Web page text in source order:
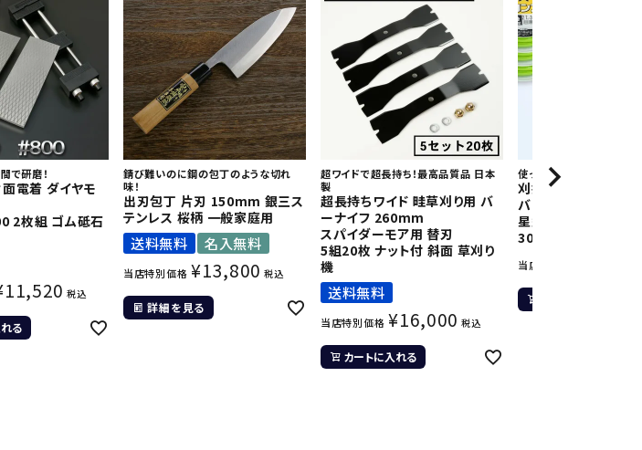
で研磨！
電着 ダイヤモ
2枚組 ゴム砥石
11,520 税込
る
錆び難いのに鋼の包丁のような切れ
味！
出刃包丁 片刃 150mm 銀三ス
テンレス 桜柄 一般家庭用
送料無料 名入無料
当店特別価格 ¥13,800 税込
詳細を見る
超ワイドで超長持ち！最高品質品 日本
製
超長持ちワイド 畦草刈り用 バ
ーナイフ 260mm
スパイダーモア用 替刃
5組20枚 ナット付 斜面 草刈り
機
送料無料
当店特別価格 ¥16,000 税込
カートに入れる
使って納得 安心の日本製！
刈払機用 ナイロン
バ
星型ストレート
30M 6巻 まとめ買い
当店特別価格